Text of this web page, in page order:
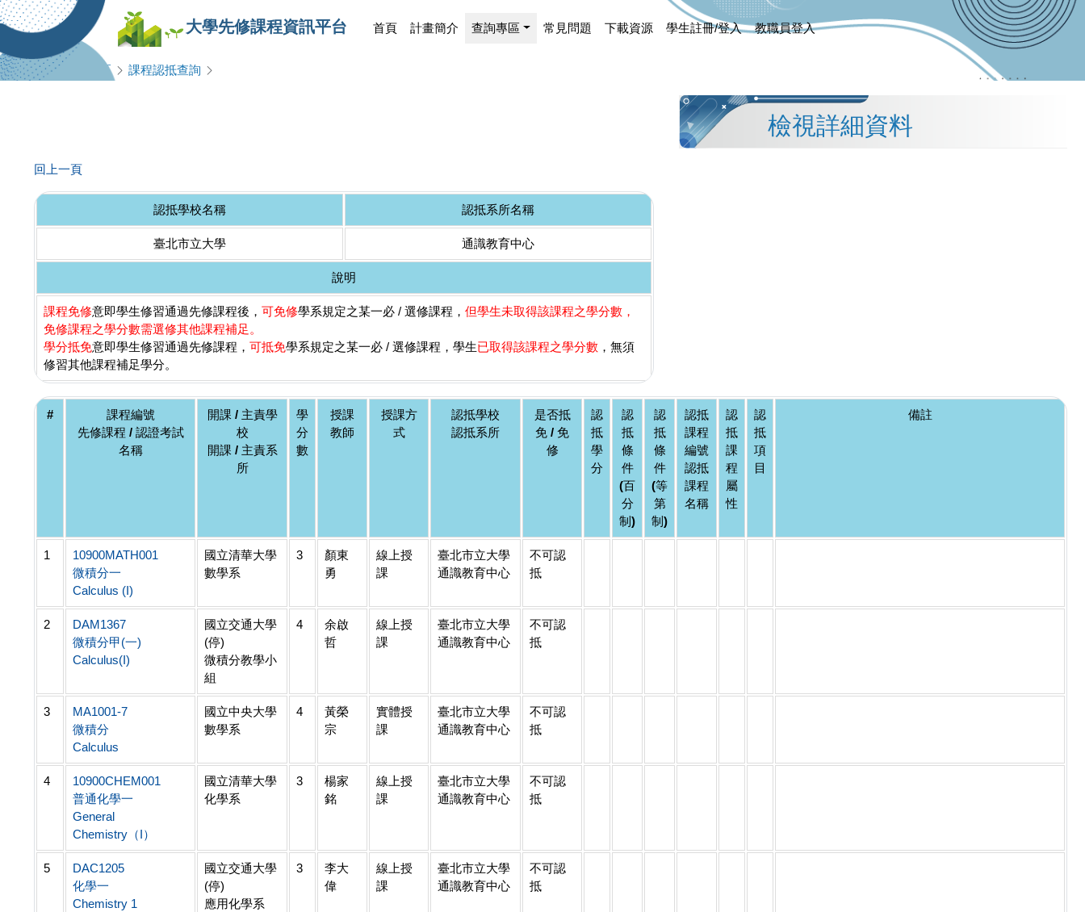
大學先修課程資訊平台 首頁 計畫簡介 查詢專區 常見問題 下載資源 學生註冊/登入 教職員登入
查詢專區 課程認抵查詢
檢視詳細資料
回上一頁
認抵學校名稱 認抵系所名稱
臺北市立大學 通識教育中心
說明
課程免修意即學生修習通過先修課程後， 可免修學系規定之某一必 / 選修課程， 但學生未取得該課程之學分數，
免修課程之學分數需選修其他課程補足。
學分抵免意即學生修習通過先修課程， 可抵免學系規定之某一必 / 選修課程，學生已取得該課程之學分數 ，無須
修習其他課程補足學分。
#
課程編號
先修課程 / 認證考試
名稱
開課 / 主責學
校
開課 / 主責系
所
學
分
數
授課
教師
授課方
式
認抵學校
認抵系所
是否抵
免 / 免
修
認
抵
學
分
認
抵
條
件
(百
分
制)
認
抵
條
件
(等
第
制)
認抵
課程
編號
認抵
課程
名稱
認
抵
課
程
屬
性
認
抵
項
目
備註
1
10900MATH001
微積分一
Calculus (I)
國立清華大學
數學系
3
顏東
勇
線上授
課
臺北市立大學
通識教育中心
不可認
抵
2
DAM1367
微積分甲(一)
Calculus(I)
國立交通大學
(停)
微積分教學小
組
4
余啟
哲
線上授
課
臺北市立大學
通識教育中心
不可認
抵
3
MA1001-7
微積分
Calculus
國立中央大學
數學系
4
黃榮
宗
實體授
課
臺北市立大學
通識教育中心
不可認
抵
4
10900CHEM001
普通化學一
General
Chemistry（I）
國立清華大學
化學系
3
楊家
銘
線上授
課
臺北市立大學
通識教育中心
不可認
抵
5
DAC1205
化學一
Chemistry 1
國立交通大學
(停)
應用化學系
3
李大
偉
線上授
課
臺北市立大學
通識教育中心
不可認
抵